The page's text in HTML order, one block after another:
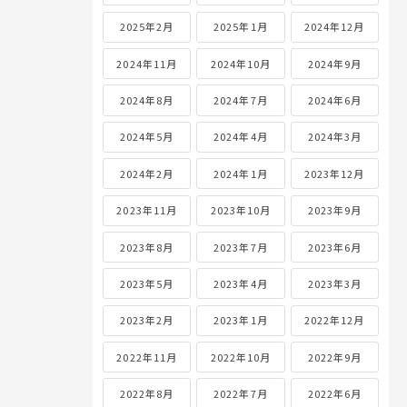
2025年2月 2025年1月 2024年12月
2024年11月 2024年10月 2024年9月
2024年8月 2024年7月 2024年6月
2024年5月 2024年4月 2024年3月
2024年2月 2024年1月 2023年12月
2023年11月 2023年10月 2023年9月
2023年8月 2023年7月 2023年6月
2023年5月 2023年4月 2023年3月
2023年2月 2023年1月 2022年12月
2022年11月 2022年10月 2022年9月
2022年8月 2022年7月 2022年6月